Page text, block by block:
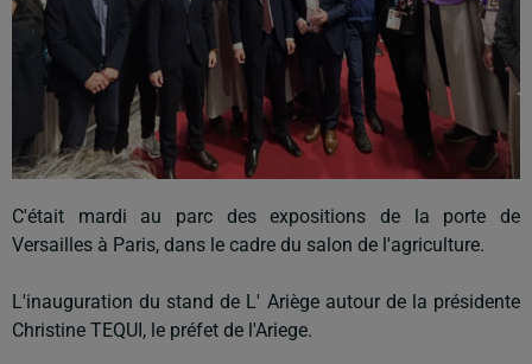
C'était mardi au parc des expositions de la porte de
Versailles à Paris, dans le cadre du salon de l'agriculture.
L'inauguration du stand de L' Ariège autour de la présidente
Christine TEQUI, le préfet de l'Ariege.